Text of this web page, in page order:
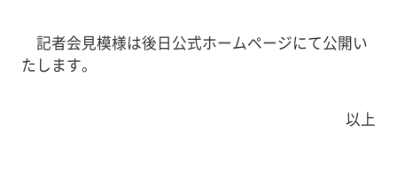
記者会見模様は後日公式ホームページにて公開い
たします。
以上